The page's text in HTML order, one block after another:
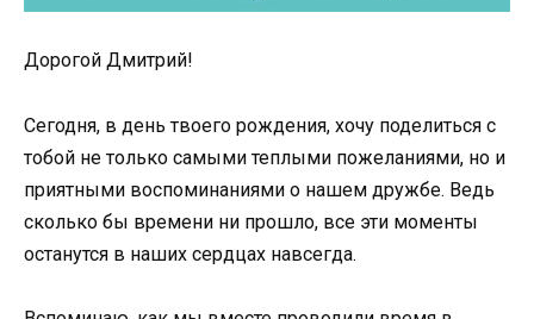
Дорогой Дмитрий!
Сегодня, в день твоего рождения, хочу поделиться с
тобой не только самыми теплыми пожеланиями, но и
приятными воспоминаниями о нашем дружбе. Ведь
сколько бы времени ни прошло, все эти моменты
останутся в наших сердцах навсегда.